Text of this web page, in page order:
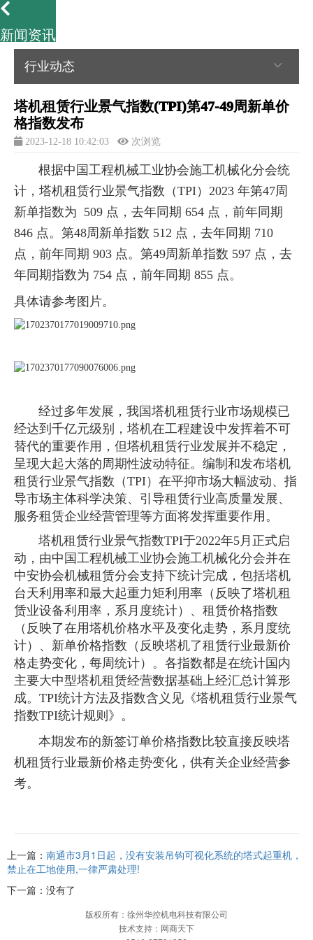
新闻资讯
行业动态
塔机租赁行业景气指数(TPI)第47-49周新单价
格指数发布
2023-12-18 10:42:03 次浏览
根据中国工程机械工业协会施工机械化分会统
计，塔机租赁行业景气指数（TPI）2023 年第47周
新单指数为 509 点，去年同期 654 点，前年同期
846 点。第48周新单指数 512 点，去年同期 710
点，前年同期 903 点。第49周新单指数 597 点，去
年同期指数为 754 点，前年同期 855 点。
具体请参考图片。
经过多年发展，我国塔机租赁行业市场规模已
经达到千亿元级别，塔机在工程建设中发挥着不可
替代的重要作用，但塔机租赁行业发展并不稳定，
呈现大起大落的周期性波动特征。编制和发布塔机
租赁行业景气指数（TPI）在平抑市场大幅波动、指
导市场主体科学决策、引导租赁行业高质量发展、
服务租赁企业经营管理等方面将发挥重要作用。
塔机租赁行业景气指数TPI于2022年5月正式启
动，由中国工程机械工业协会施工机械化分会并在
中安协会机械租赁分会支持下统计完成，包括塔机
台天利用率和最大起重力矩利用率（反映了塔机租
赁业设备利用率，系月度统计）、租赁价格指数
（反映了在用塔机价格水平及变化走势，系月度统
计）、新单价格指数（反映塔机了租赁行业最新价
格走势变化，每周统计）。各指数都是在统计国内
主要大中型塔机租赁经营数据基础上经汇总计算形
成。TPI统计方法及指数含义见《塔机租赁行业景气
指数TPI统计规则》。
本期发布的新签订单价格指数比较直接反映塔
机租赁行业最新价格走势变化，供有关企业经营参
考。
上一篇： 南通市3月1日起，没有安装吊钩可视化系统的塔式起重机，
禁止在工地使用,一律严肃处理!
下一篇：没有了
版权所有：徐州华控机电科技有限公司
技术支持：网商天下